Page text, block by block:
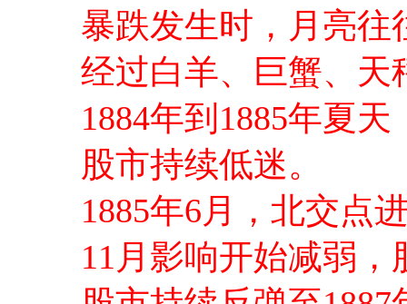
暴跌发生时，月亮往
经过白羊、巨蟹、天
1884年到1885年夏
股市持续低迷。
1885年6月，北交点
11月影响开始减弱，